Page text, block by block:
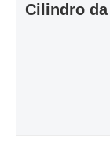
Cilindro da